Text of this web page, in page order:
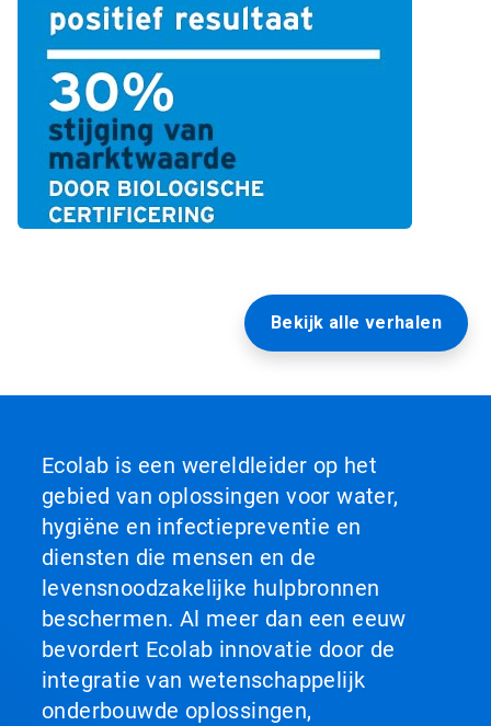
Bekijk alle verhalen
Ecolab is een wereldleider op het
gebied van oplossingen voor water,
hygiëne en infectiepreventie en
diensten die mensen en de
levensnoodzakelijke hulpbronnen
beschermen. Al meer dan een eeuw
bevordert Ecolab innovatie door de
integratie van wetenschappelijk
onderbouwde oplossingen,